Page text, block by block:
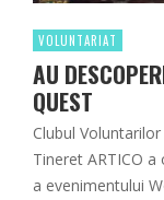
VOLUNTARIAT
AU
QUEST
Clubul
Tineret ARTICO
a evenimentului